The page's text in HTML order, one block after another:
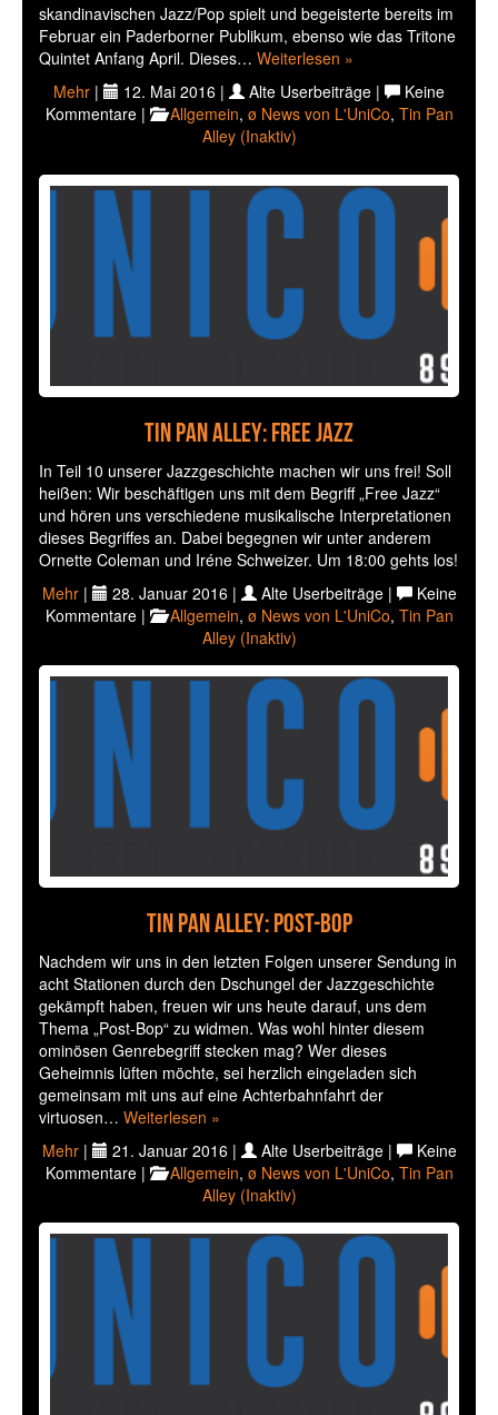
skandinavischen Jazz/Pop spielt und begeisterte bereits im
Februar ein Paderborner Publikum, ebenso wie das Tritone
Quintet Anfang April. Dieses… Weiterlesen »
Mehr | 12. Mai 2016 | Alte Userbeiträge |
Keine
Kommentare |
Allgemein, ø News von L'UniCo, Tin Pan
Alley (Inaktiv)
Tin Pan Alley: Free Jazz
In Teil 10 unserer Jazzgeschichte machen wir uns frei! Soll
heißen: Wir beschäftigen uns mit dem Begriff „Free Jazz“
und hören uns verschiedene musikalische Interpretationen
dieses Begriffes an. Dabei begegnen wir unter anderem
Ornette Coleman und Iréne Schweizer. Um 18:00 gehts los!
Mehr| 28. Januar 2016 | Alte Userbeiträge |
Keine
Kommentare |
Allgemein, ø News von L'UniCo, Tin Pan
Alley (Inaktiv)
Tin Pan Alley: Post-Bop
Nachdem wir uns in den letzten Folgen unserer Sendung in
acht Stationen durch den Dschungel der Jazzgeschichte
gekämpft haben, freuen wir uns heute darauf, uns dem
Thema „Post-Bop“ zu widmen. Was wohl hinter diesem
ominösen Genrebegriff stecken mag? Wer dieses
Geheimnis lüften möchte, sei herzlich eingeladen sich
gemeinsam mit uns auf eine Achterbahnfahrt der
virtuosen… Weiterlesen »
Mehr| 21. Januar 2016 | Alte Userbeiträge |
Keine
Kommentare |
Allgemein, ø News von L'UniCo, Tin Pan
Alley (Inaktiv)